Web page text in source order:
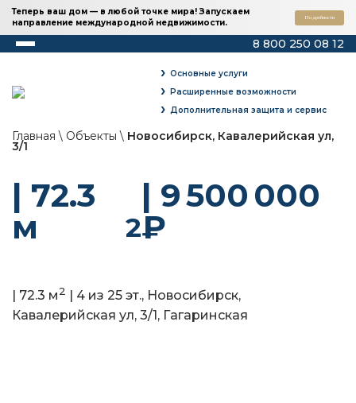
Теперь ваш дом — в любой точке мира! Запускаем
направление международной недвижимости.
Подробности
8 800 250 08 12
› Основные услуги
› Расширенные возможности
› Дополнительная защита и сервис
Главная \ Объекты \ Новосибирск, Кавалерийская ул,
3/1
| 72.3
м
2
| 9 500 000
₽
| 72.3 м2
| 4 из 25 эт., Новосибирск,
Кавалерийская ул, 3/1, Гагаринская